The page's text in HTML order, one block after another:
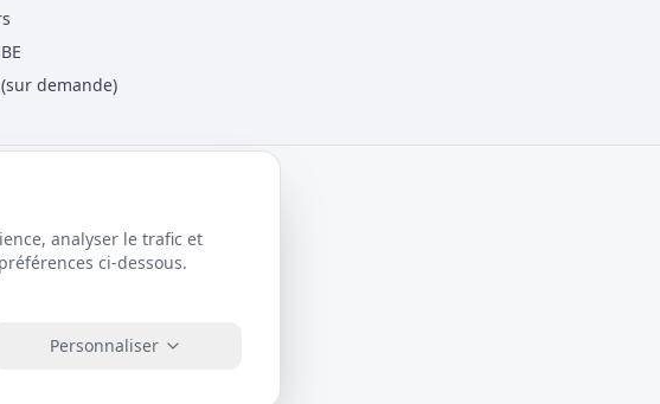
demande)
analyser le trafic et
ci-dessous.
Personnaliser